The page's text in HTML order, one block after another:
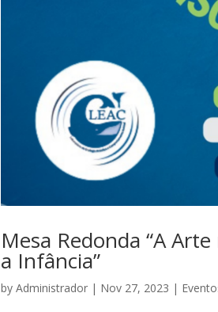
Mesa Redonda “A
a Infância”
byAdministrador | Nov 27, 2023 |